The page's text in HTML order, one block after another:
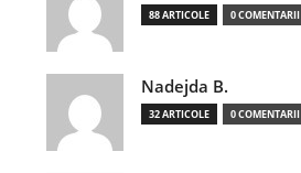
88 ARTICOLE 0 COMENTARII
Nadejda B.
32 ARTICOLE 0 COMENTARII